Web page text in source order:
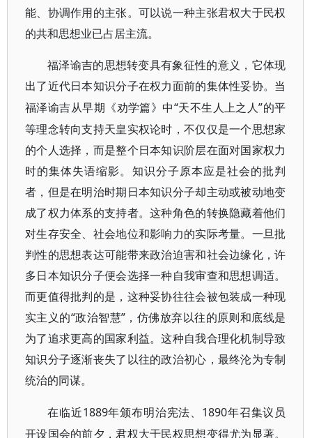
能、协调作用的主张。可以说一种主张君权大于民权
的共和思想业已占居主流。
福泽谕吉的思想转变具有象征性的意义，它体现
出了近代日本知识分子在权力面前的集体性妥协。当
福泽谕吉从早期《劝学篇》中“天不生人上之人”的平
等理念转向支持天皇实权论时，不仅仅是一个思想家
的个人选择，而是整个日本知识阶层在面对国家权力
时的集体失语缩影。知识分子原本应是社会的批判
者，但是在明治时期日本知识分子却主动或被动地变
成了权力体系的支持者。这种角色的转换隐藏着他们
对生存安全、社会地位和影响力的实际考量。一旦批
判性的思想表达可能带来政治迫害和社会边缘化，许
多日本知识分子便会选择一种自我审查和思想调适。
而更值得批判的是，这种妥协往往会被包装成一种现
实主义的“政治智慧”，仿佛放弃以往的原则和底线是
为了追求更高的国家利益。这种自我合理化机制导致
知识分子逐渐丧失了以往的政治初心，最终沦为专制
统治的同谋。
在临近1889年颁布明治宪法、1890年召集议员
开设国会的前夕，君权大于民权思想变得尤为显著。